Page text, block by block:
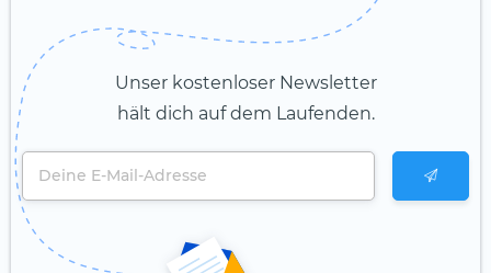
Unser kostenloser Newsletter
hält dich auf dem Laufenden.